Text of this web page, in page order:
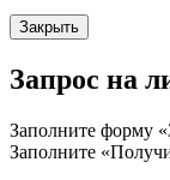
Закрыть
Запрос на
Заполните форму
Заполните